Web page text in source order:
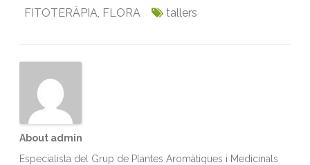
b
t
e
s
FITOTERÀPIA, FLORA tallers
About admin
Especialista del Grup de Plantes Aromàtiques i Medicinals